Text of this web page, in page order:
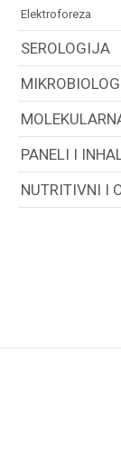
elektroforeza
SEROLOGIJA
PANELI I
NUTRITIVNI I